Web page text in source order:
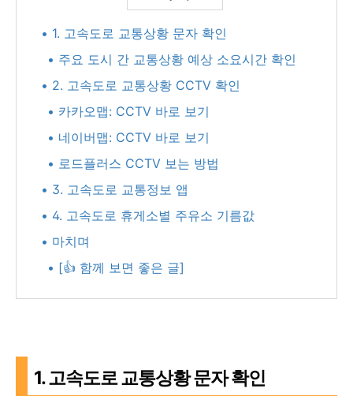
• 1. 고속도로 교통상황 문자 확인
• 주요 도시 간 교통상황 예상 소요시간 확인
• 2. 고속도로 교통상황 CCTV 확인
• 카카오맵: CCTV 바로 보기
• 네이버맵: CCTV 바로 보기
• 로드플러스 CCTV 보는 방법
• 3. 고속도로 교통정보 앱
• 4. 고속도로 휴게소별 주유소 기름값
• 마치며
• [👍 함께 보면 좋은 글]
1. 고속도로 교통상황 문자 확인